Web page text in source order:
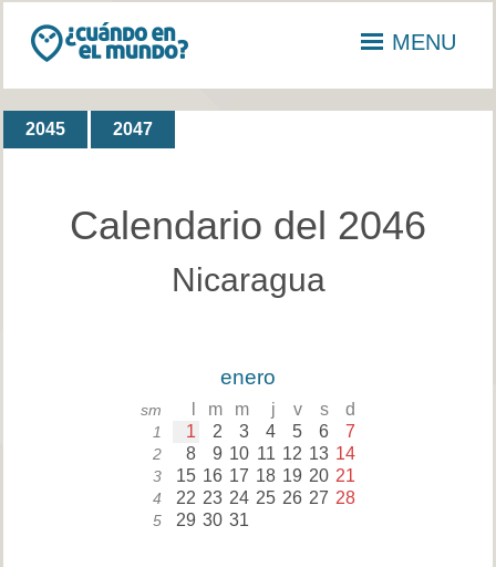
MENU
2045 2047
Calendario del 2046
Nicaragua
enero
sm m m j v s d
1 1 2 3 4 5 6 7
2 8 9 10 11 12 13 14
3 15 16 17 18 19 20 21
4 22 23 24 25 26 27 28
5 29 30 31